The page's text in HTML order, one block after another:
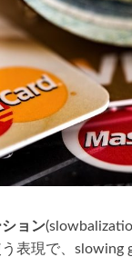
ョン
表現で、slowing